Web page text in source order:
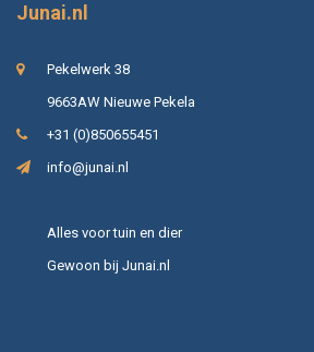
Junai.nl
Pekelwerk 38
9663AW Nieuwe Pekela
+31 (0)850655451
info@junai.nl
Alles voor tuin en dier
Gewoon bij Junai.nl